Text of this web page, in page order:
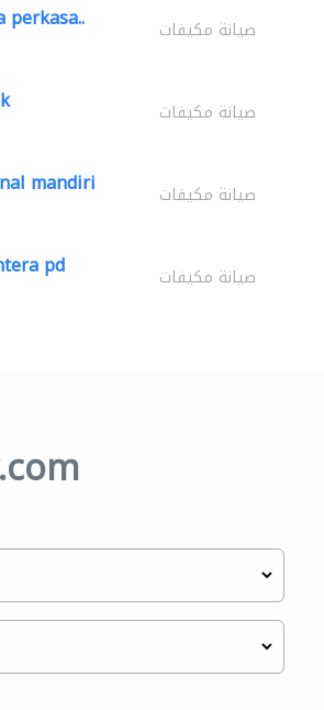
صيانة مكيفات
صيانة مكيفات
mandiri صيانة مكيفات
pd صيانة مكيفات